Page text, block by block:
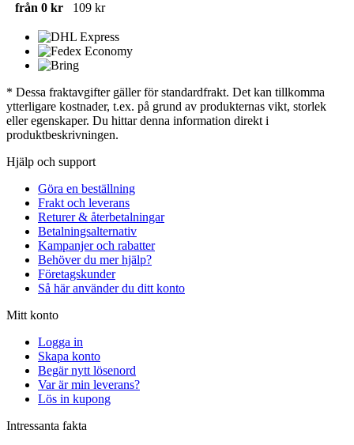
från 0 kr
109 kr
* Dessa fraktavgifter gäller för standardfrakt. Det kan tillkomma
ytterligare kostnader, t.ex. på grund av produkternas vikt, storlek
eller egenskaper. Du hittar denna information direkt i
produktbeskrivningen.
Hjälp och support
Göra en beställning
Frakt och leverans
Returer & återbetalningar
Betalningsalternativ
Kampanjer och rabatter
Behöver du mer hjälp?
Företagskunder
Så här använder du ditt konto
Mitt konto
Logga in
Skapa konto
Begär nytt lösenord
Var är min leverans?
Lös in kupong
Intressanta fakta